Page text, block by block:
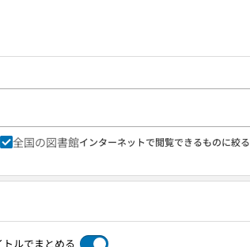
全国の図書館インターネットで閲覧できるものに絞る
トルでまとめる